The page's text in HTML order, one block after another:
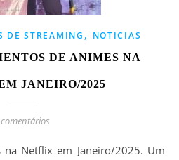
DE STREAMING , NOTICIAS
DE ANIMES NA
JANEIRO/2025